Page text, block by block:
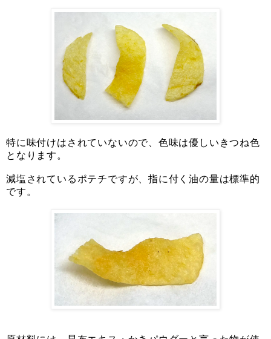
特に味付けはされていないので、色味は優しいきつね色
となります。
減塩されているポテチですが、指に付く油の量は標準的
です。